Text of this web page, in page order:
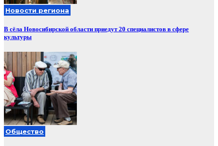
Новости региона
В сёла Новосибирской области приедут 20 специалистов в сфере
культуры
Общество